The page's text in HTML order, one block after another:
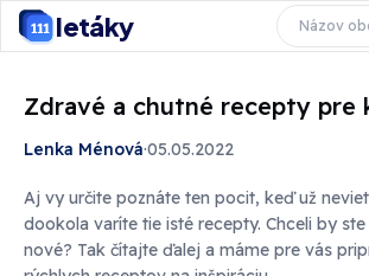
letáky
Zdravé a chutné recepty pre
Lenka Ménová·05.05.2022
Aj vy určite poznáte ten pocit, keď už
dookola varíte tie isté recepty. Chceli by
nové? Tak čítajte ďalej a máme pre vás